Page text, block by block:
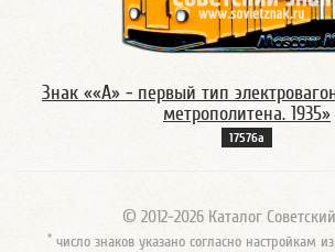
Знак ««А» - первый тип
метрополитена. 1935»
17576а
© 2012-2026 Каталог
* число знаков указано согласно настройкам